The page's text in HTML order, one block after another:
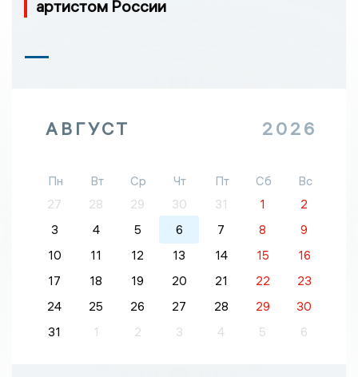
артистом России
АВГУСТ 2026
Пн Вт Ср Чт Пт Сб
Вс
27
28 29 30 31 1
2
3
4 5 6 7 8
9
10
11 12 13 14 15
16
17
18 19 20 21 22
23
24
25 26 27 28 29
30
31
1 2 3 4 5 6